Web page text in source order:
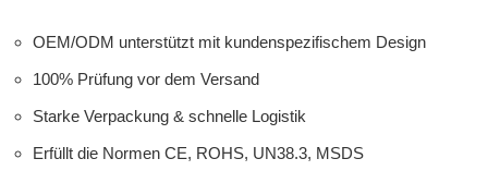
OEM/ODM unterstützt mit kundenspezifischem Design
100% Prüfung vor dem Versand
Starke Verpackung & schnelle Logistik
Erfüllt die Normen CE, ROHS, UN38.3, MSDS